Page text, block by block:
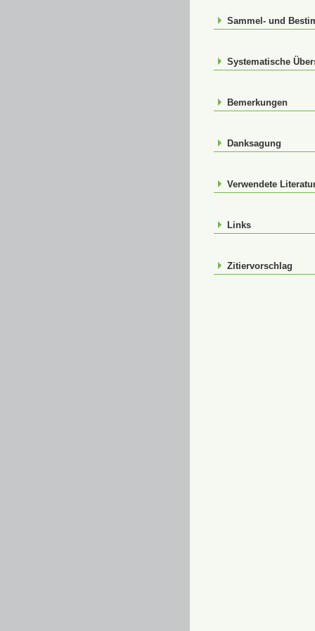
Sammel- und
Systematische
Bemerkungen
Danksagung
Verwendete
Links
Zitiervorschlag